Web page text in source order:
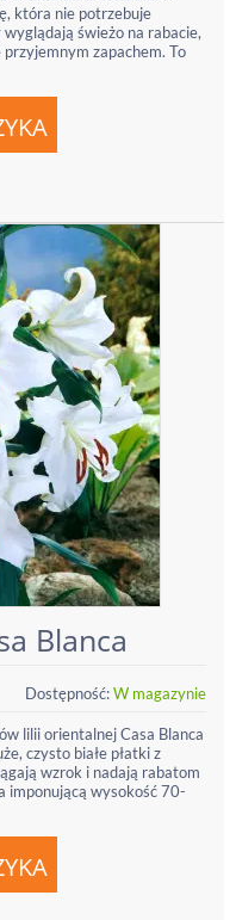
która nie potrzebuje
świeżo na rabacie,
zapachem. To
Blanca
Dostępność:W magazynie
lilii orientalnej Casa Blanca
czysto białe płatki z
wzrok i nadają rabatom
imponującą wysokość 70-